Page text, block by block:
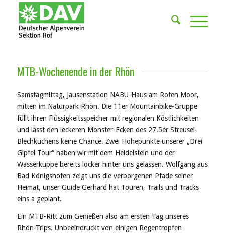
MTB-Wochenende in der Rhön
Samstagmittag, Jausenstation NABU-Haus am Roten Moor,
mitten im Naturpark Rhön. Die 11er Mountainbike-Gruppe
füllt ihren Flüssigkeitsspeicher mit regionalen Köstlichkeiten
und lässt den leckeren Monster-Ecken des 27.5er Streusel-
Blechkuchens keine Chance. Zwei Höhepunkte unserer „Drei
Gipfel Tour“ haben wir mit dem Heidelstein und der
Wasserkuppe bereits locker hinter uns gelassen. Wolfgang aus
Bad Königshofen zeigt uns die verborgenen Pfade seiner
Heimat, unser Guide Gerhard hat Touren, Trails und Tracks
eins a geplant.
Ein MTB-Ritt zum Genießen also am ersten Tag unseres
Rhön-Trips. Unbeeindruckt von einigen Regentropfen